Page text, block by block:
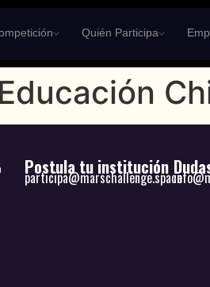
Quién Participa
Postula tu institución
participa@marschallenge.space